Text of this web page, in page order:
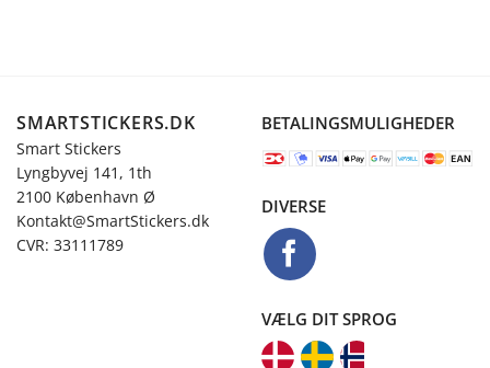
SMARTSTICKERS.DK
Smart Stickers
Lyngbyvej 141, 1th
2100 København Ø
Kontakt@SmartStickers.dk
CVR: 33111789
BETALINGSMULIGHEDER
DIVERSE
VÆLG DIT SPROG